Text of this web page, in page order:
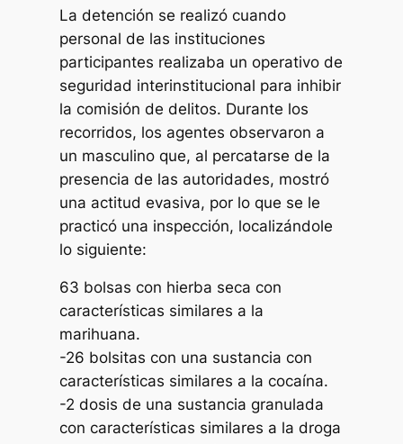
La detención se realizó cuando
personal de las instituciones
participantes realizaba un operativo de
seguridad interinstitucional para inhibir
la comisión de delitos. Durante los
recorridos, los agentes observaron a
un masculino que, al percatarse de la
presencia de las autoridades, mostró
una actitud evasiva, por lo que se le
practicó una inspección, localizándole
lo siguiente:
63 bolsas con hierba seca con
características similares a la
marihuana.
-26 bolsitas con una sustancia con
características similares a la cocaína.
-2 dosis de una sustancia granulada
con características similares a la droga